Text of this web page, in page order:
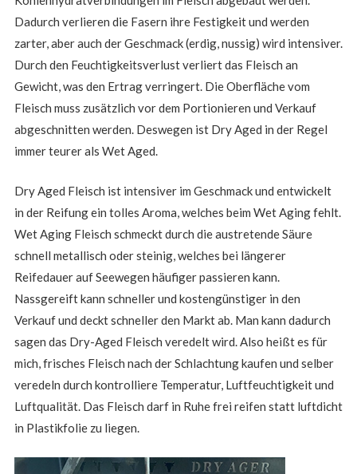
Dadurch verlieren die Fasern ihre Festigkeit und werden
zarter, aber auch der Geschmack (erdig, nussig) wird intensiver.
Durch den Feuchtigkeitsverlust verliert das Fleisch an
Gewicht, was den Ertrag verringert. Die Oberfläche vom
Fleisch muss zusätzlich vor dem Portionieren und Verkauf
abgeschnitten werden. Deswegen ist Dry Aged in der Regel
immer teurer als Wet Aged.
Dry Aged Fleisch ist intensiver im Geschmack und entwickelt
in der Reifung ein tolles Aroma, welches beim Wet Aging fehlt.
Wet Aging Fleisch schmeckt durch die austretende Säure
schnell metallisch oder steinig, welches bei längerer
Reifedauer auf Seewegen häufiger passieren kann.
Nassgereift kann schneller und kostengünstiger in den
Verkauf und deckt schneller den Markt ab. Man kann dadurch
sagen das Dry-Aged Fleisch veredelt wird. Also heißt es für
mich, frisches Fleisch nach der Schlachtung kaufen und selber
veredeln durch kontrolliere Temperatur, Luftfeuchtigkeit und
Luftqualität. Das Fleisch darf in Ruhe frei reifen statt luftdicht
in Plastikfolie zu liegen.